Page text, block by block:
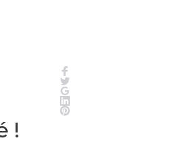
Twitter
Pinterest
!